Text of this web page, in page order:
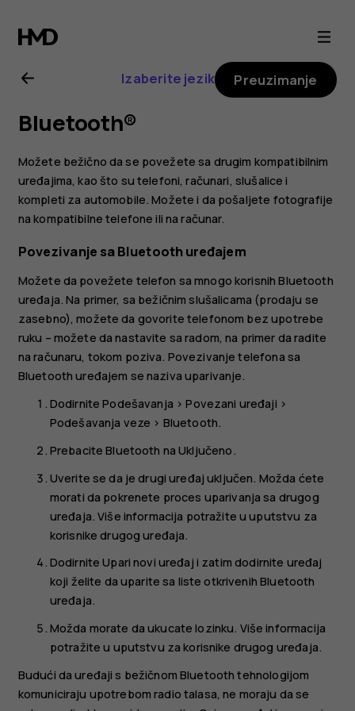
Uputstvo
za
korisnike
telefona
Nokia
G21
Izaberite jezik Preuzimanje
Bluetooth®
Možete bežično da se povežete sa drugim kompatibilnim
uređajima, kao što su telefoni, računari, slušalice i
kompleti za automobile. Možete i da pošaljete fotografije
na kompatibilne telefone ili na računar.
Povezivanje sa Bluetooth uređajem
Možete da povežete telefon sa mnogo korisnih Bluetooth
uređaja. Na primer, sa bežičnim slušalicama (prodaju se
zasebno), možete da govorite telefonom bez upotrebe
ruku – možete da nastavite sa radom, na primer da radite
na računaru, tokom poziva. Povezivanje telefona sa
Bluetooth uređajem se naziva uparivanje.
DodirnitePodešavanja >Povezani uređaji >
Podešavanja veze > Bluetooth.
PrebaciteBluetooth naUključeno.
Uverite se da je drugi uređaj uključen. Možda ćete
morati da pokrenete proces uparivanja sa drugog
uređaja. Više informacija potražite u uputstvu za
korisnike drugog uređaja.
DodirniteUpari novi uređaj i zatim dodirnite uređaj
koji želite da uparite sa liste otkrivenih Bluetooth
uređaja.
Možda morate da ukucate lozinku. Više informacija
potražite u uputstvu za korisnike drugog uređaja.
Budući da uređaji s bežičnom Bluetooth tehnologijom
komuniciraju upotrebom radio talasa, ne moraju da se